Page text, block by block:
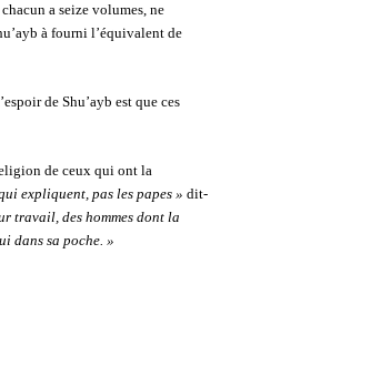
a seize volumes, ne
à fourni l’équivalent de
de Shu’ayb est que ces
de ceux qui ont la
expliquent, pas les papes » dit-
travail, des hommes dont la
dans sa poche. »